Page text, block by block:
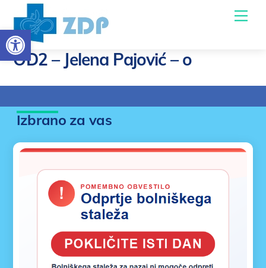
Open toolbar
osrednje
vsebine
OD2 – Jelena Pajović – o
Izbrano za vas